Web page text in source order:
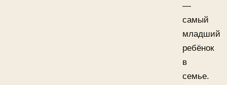
—
самый
младший
ребёнок
в
семье.